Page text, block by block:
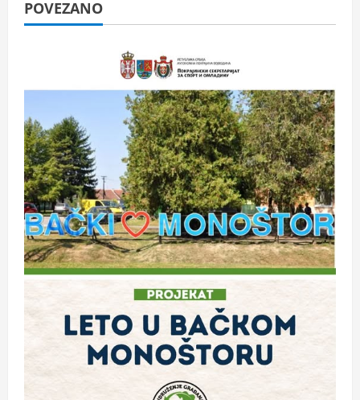
a
d
i
n
g
POVEZANO